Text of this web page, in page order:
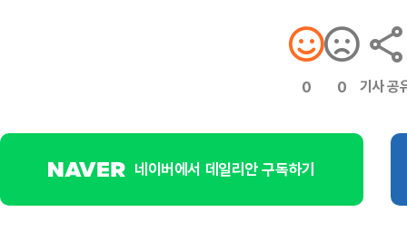
0 0 기사 공
네이버에서 데일리안 구독하기